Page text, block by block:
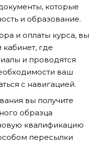
которые
и образование.
и оплаты курса, вы
кабинет, где
и проводятся
ваш
с навигацией.
вы получите
образца
квалификацию
пересылки